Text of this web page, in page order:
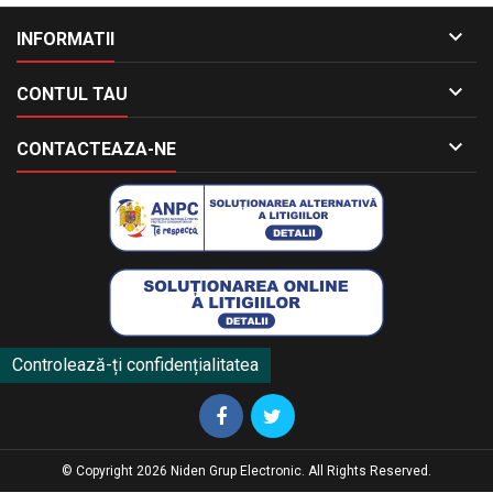
INFORMATII 
CONTUL TAU 
CONTACTEAZA-NE 
Controlează-ți confidențialitatea
© Copyright 2026 Niden Grup Electronic. All Rights Reserved.